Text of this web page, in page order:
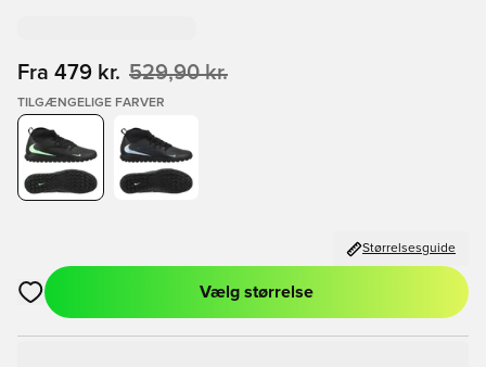
Fra 479 kr. 529,90 kr.
TILGÆNGELIGE FARVER
Størrelsesguide
Åbner en Modal til at logge ind eller tilmelde dig som medlem
Vælg størrelse